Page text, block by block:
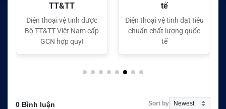
tế
Điện thoại vệ tinh đạt tiêu
chuẩn chất lượng quốc
tế
tế
Điện thoại vệ tinh đạt tiêu
chuẩn chất lượng quốc
tế
0 Bình luận Sort by